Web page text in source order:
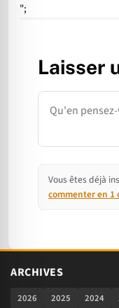
";
Laisser
Commentaire
Vous êtes déjà
commenter en 1
ARCHIVES
2026 2025 2024